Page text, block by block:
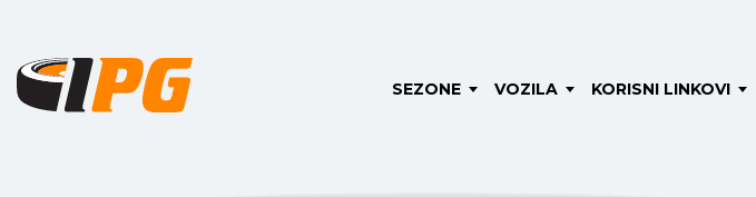
SEZONE VOZILA KORISNI LINKOVI